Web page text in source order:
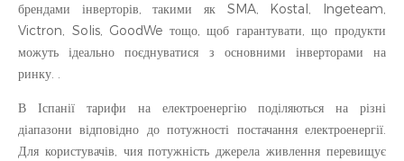
брендами інверторів, такими як SMA, Kostal, Ingeteam,
Victron, Solis, GoodWe тощо, щоб гарантувати, що продукти
можуть ідеально поєднуватися з основними інверторами на
ринку. .
В Іспанії тарифи на електроенергію поділяються на різні
діапазони відповідно до потужності постачання електроенергії.
Для користувачів, чия потужність джерела живлення перевищує